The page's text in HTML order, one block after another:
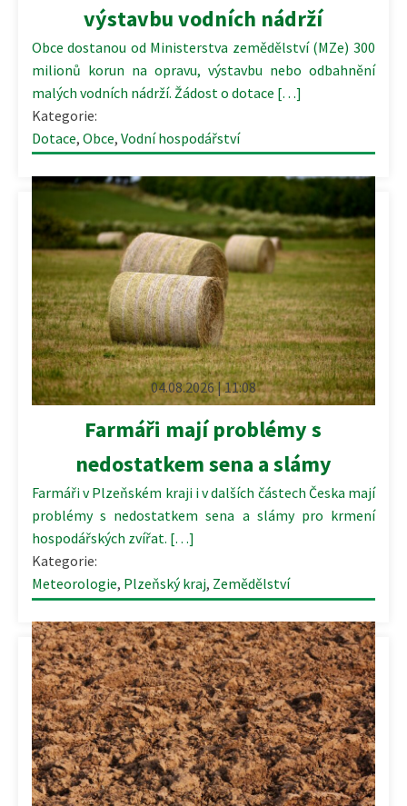
výstavbu vodních nádrží
Obce dostanou od Ministerstva zemědělství (MZe) 300
milionů korun na opravu, výstavbu nebo odbahnění
malých vodních nádrží. Žádost o dotace […]
Kategorie:
Dotace, Obce, Vodní hospodářství
04.08.2026 | 11:08
Farmáři mají problémy s
nedostatkem sena a slámy
Farmáři v Plzeňském kraji i v dalších částech Česka mají
problémy s nedostatkem sena a slámy pro krmení
hospodářských zvířat. […]
Kategorie:
Meteorologie, Plzeňský kraj, Zemědělství